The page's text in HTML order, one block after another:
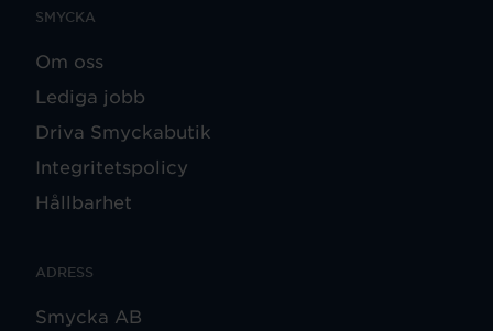
SMYCKA
Om oss
Lediga jobb
Driva Smyckabutik
Integritetspolicy
Hållbarhet
ADRESS
Smycka AB